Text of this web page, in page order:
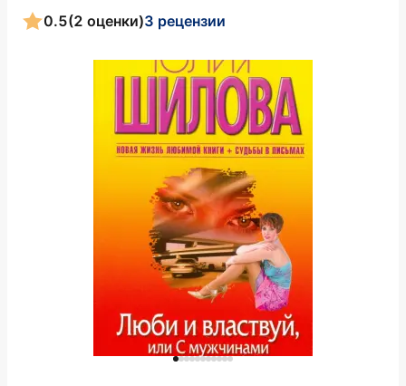
0.5(2 оценки)3 рецензии